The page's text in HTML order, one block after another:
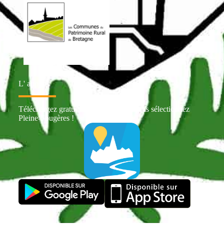
L' appli
Téléchargez gratuitement Intramuros puis sélectionnez
Pleine-Fougères !